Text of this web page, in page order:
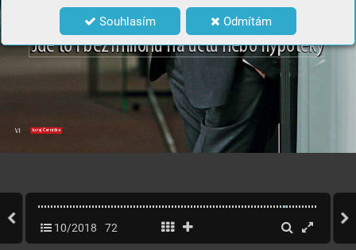
Souhlasím Odmítám
VI
E POŘÁD VYPLATÍ
Juraj Černička
Jde to i bez milionů na účtu nebo hypotéky
10/2018 72